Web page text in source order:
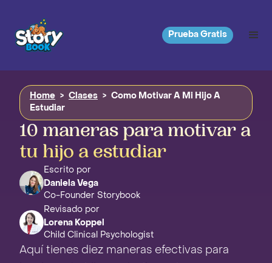
Prueba Gratis
Home > Clases >
Como Motivar A Mi Hijo A
Estudiar
10 maneras para motivar a
tu hijo a estudiar
Escrito por
Daniela Vega
Co-Founder Storybook
Revisado por
Lorena Koppel
Child Clinical Psychologist
Aquí tienes diez maneras efectivas para